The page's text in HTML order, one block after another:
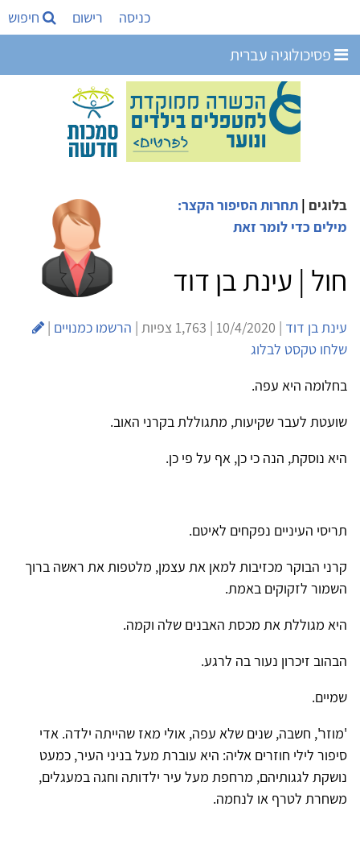
כניסה רישום חיפוש
פסיכולוגיה עברית
בלוגים | תחרות הסיפור הקצר:
מילים כדי לומר זאת
חול | עינת בן דוד
עינת בן דוד | 10/4/2020 | 1,763 צפיות | הרשמו כמנויים |
שלחו טקסט לבלוג
בחלומה היא עפה.
שועטת לעבר שקיעות, מתגוללת בקרני האוב.
היא נוסקת, הנה כי כן, אף על פי כן.
תריסי העיניים נפקחים לאיטם.
קרני הבוקר מכזיבות למאן את עצמן, מלטפות את ראשה ברוך
השמור לזקוקים באמת.
היא מגוללת את מכסת האבנים שלה וקמה.
הבהוב זיכרון נעור בה לרגע.
שמיים.
'מוזר', חשבה, שנים שלא עפה, אולי מאז שהייתה ילדה. אדי
סיפור לילי חוזרים אליה: היא עוברת מעל בניני העיר, כמעט
נושקת לגגותיהם, מרחפת מעל עיר ילדותה וחגה במעגלים,
משחרת לטרף או לנחמה.